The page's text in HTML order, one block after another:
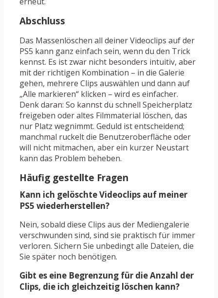
Abschluss
Das Massenlöschen all deiner Videoclips auf der
PS5 kann ganz einfach sein, wenn du den Trick
kennst. Es ist zwar nicht besonders intuitiv, aber
mit der richtigen Kombination – in die Galerie
gehen, mehrere Clips auswählen und dann auf
„Alle markieren“ klicken – wird es einfacher.
Denk daran: So kannst du schnell Speicherplatz
freigeben oder altes Filmmaterial löschen, das
nur Platz wegnimmt. Geduld ist entscheidend;
manchmal ruckelt die Benutzeroberfläche oder
will nicht mitmachen, aber ein kurzer Neustart
kann das Problem beheben.
Häufig gestellte Fragen
Kann ich gelöschte Videoclips auf meiner
PS5 wiederherstellen?
Nein, sobald diese Clips aus der Mediengalerie
verschwunden sind, sind sie praktisch für immer
verloren. Sichern Sie unbedingt alle Dateien, die
Sie später noch benötigen.
Gibt es eine Begrenzung für die Anzahl der
Clips, die ich gleichzeitig löschen kann?